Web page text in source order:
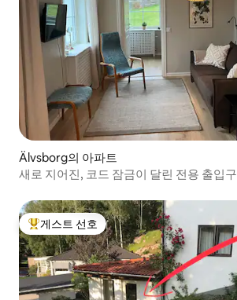
Älvsborg의 아파트
새로 지어진, 코드 잠금이 달린 전용 출입구
상위 게스트 선호
게스트 선호